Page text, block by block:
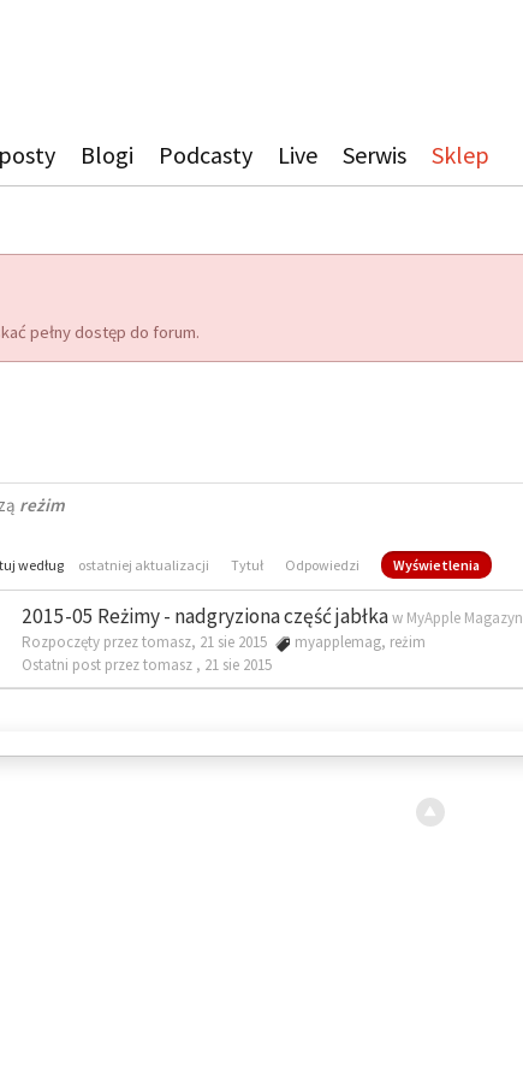
Blogi Podcasty Live Serwis Sklep
pełny dostęp do forum.
reżim
według ostatniej aktualizacji Tytuł Odpowiedzi Wyświetlenia
2015-05 Reżimy - nadgryziona część jabłkaw MyApple Magazyn
Rozpoczęty przez tomasz, 21 sie 2015
myapplemag, reżim
Ostatni post przez tomasz , 21 sie 2015